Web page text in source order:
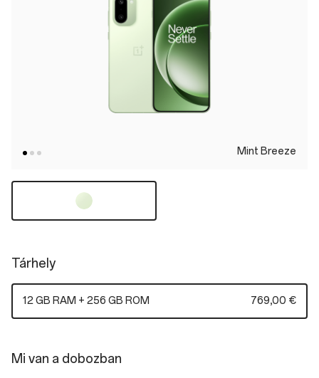
Mint Breeze
Tárhely
12 GB RAM + 256 GB ROM 769,00 €
Mi van a dobozban